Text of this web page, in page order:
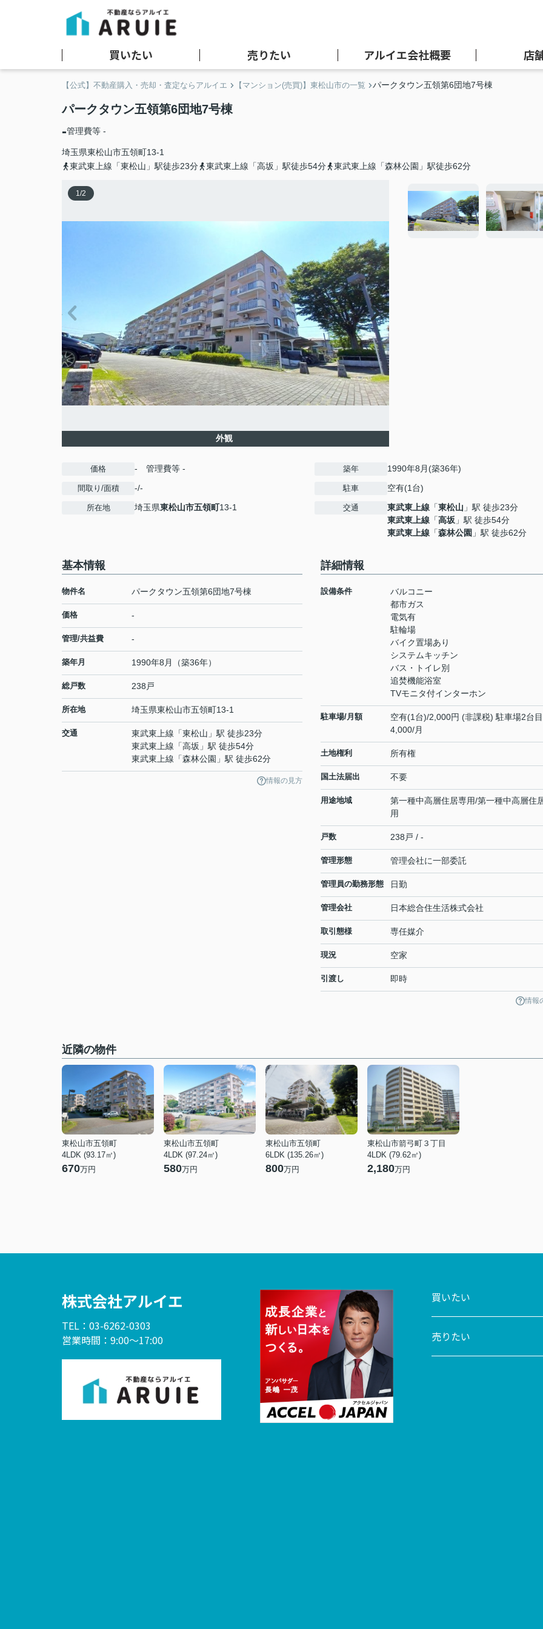
買いたい 売りたい アルイエ会社概要 店
【公式】不動産購入・売却・査定ならアルイエ 【マンション(売買)】東松山市の一覧 パークタウン五領第6団地7号棟
パークタウン五領第6団地7号棟
-管理費等 -
埼玉県東松山市五領町13-1
東武東上線「東松山」駅徒歩23分
東武東上線「高坂」駅徒歩54分 東武東上線「森林公園」駅徒歩62分
1 /2
外観
価格 - 管理費等 -
間取り/面積 -/-
所在地 埼玉県東松山市五領町13-1
築年 1990年8月(築36年)
駐車 空有(1台)
交通 東武東上線 「東松山 」駅 徒歩23分
東武東上線 「高坂 」駅 徒歩54分
東武東上線 「森林公園 」駅 徒歩62分
基本情報
物件名 パークタウン五領第6団地7号棟
価格 -
管理/共益費 -
築年月 1990年8月（築36年）
総戸数 238戸
所在地 埼玉県東松山市五領町13-1
交通 東武東上線 「東松山 」駅 徒歩23分
東武東上線 「高坂 」駅 徒歩54分
東武東上線 「森林公園 」駅 徒歩62分
情報の見方
詳細情報
設備条件
バルコニー
都市ガス
電気有
駐輪場
バイク置場あり
システムキッチン
バス・トイレ別
追焚機能浴室
TVモニタ付インターホン
駐車場/月額
空有(1台)/2,000円 (非課税) 駐車場2台目
4,000/月
土地権利 所有権
国土法届出 不要
用途地域
第一種中高層住居専用/第一種中高層住
用
戸数 238戸 / -
管理形態 管理会社に一部委託
管理員の勤務形態 日勤
管理会社 日本総合住生活株式会社
取引態様 専任媒介
現況 空家
引渡し 即時
情報
近隣の物件
東松山市五領町
4LDK (93.17㎡)
670万円
東松山市五領町
4LDK (97.24㎡)
580万円
東松山市五領町
6LDK (135.26㎡)
800万円
東松山市箭弓町３丁目
4LDK (79.62㎡)
2,180万円
株式会社アルイエ
TEL：03-6262-0303
営業時間：9:00～17:00
買いたい
売りたい